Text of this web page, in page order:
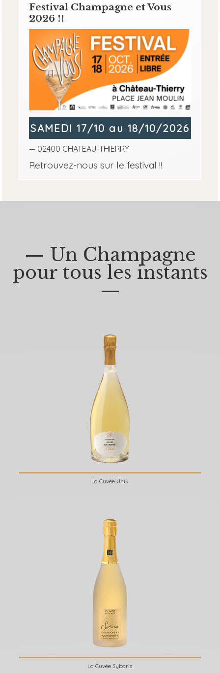
Festival Champagne et Vous
2026 !!
SAMEDI 17/10 au 18/10/2026
— 02400 CHATEAU-THIERRY
Retrouvez-nous sur le festival !!
— Un Champagne
pour tous les instants
—
La Cuvée Unik
La Cuvée Sybaris